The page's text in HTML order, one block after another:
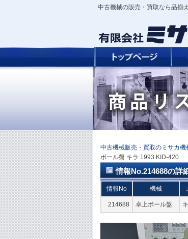
中古機械の販売・買取なら品揃
中古機械販売・買取のミサカ機
ボール盤 キラ 1993 KID-420
情報No.214688の詳
情報No 機械
214688 卓上ボール盤